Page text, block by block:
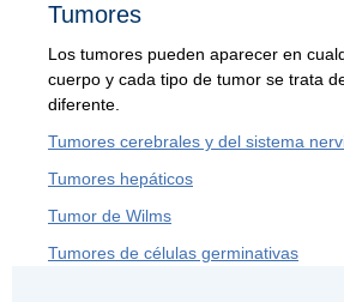
Tumores
Los tumores pueden aparecer en
cuerpo y cada tipo de tumor se trata
diferente.
Tumores cerebrales y del sistema
Tumores hepáticos
Tumor de Wilms
Tumores de células germinativas